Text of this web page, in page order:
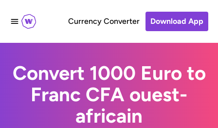
Currency Converter Download App
Convert 1000 Euro to
Franc CFA ouest-
africain